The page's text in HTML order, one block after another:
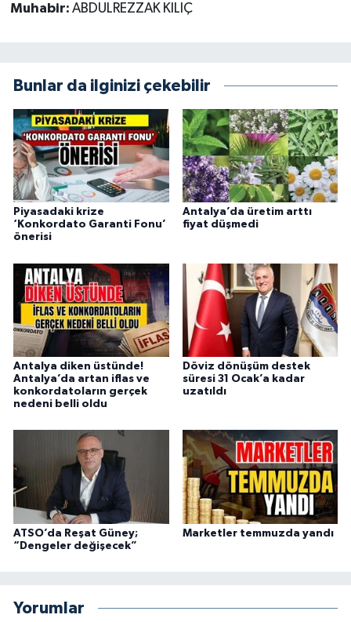
Muhabir: ABDULREZZAK KILIÇ
Bunlar da ilginizi çekebilir
Piyasadaki krize
‘Konkordato Garanti Fonu’
önerisi
Antalya’da üretim arttı
fiyat düşmedi
Antalya diken üstünde!
Antalya’da artan iflas ve
konkordatoların gerçek
nedeni belli oldu
Döviz dönüşüm destek
süresi 31 Ocak’a kadar
uzatıldı
ATSO’da Reşat Güney;
“Dengeler değişecek”
Marketler temmuzda yandı
Yorumlar